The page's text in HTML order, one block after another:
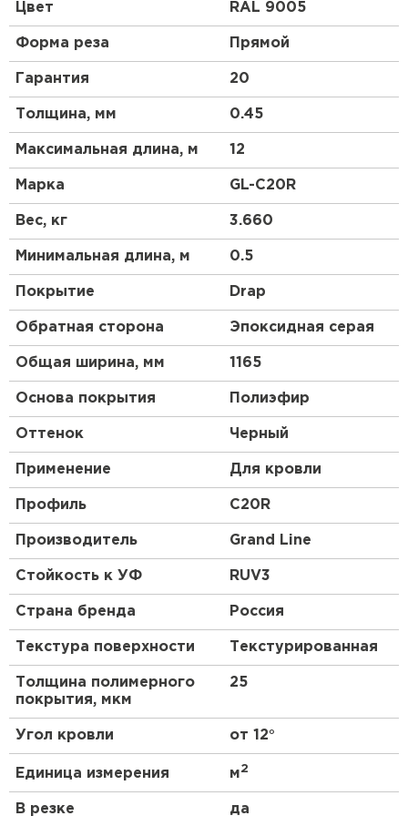
материал для частного коттеджного
Цвет RAL 9005
Форма реза Прямой
Гарантия 20
Толщина, мм 0.45
Максимальная длина, м 12
Марка GL-С20R
Вес, кг 3.660
Минимальная длина, м 0.5
Покрытие Drap
Обратная сторона Эпоксидная серая
Общая ширина, мм 1165
Основа покрытия Полиэфир
Оттенок Черный
Применение Для кровли
Профиль C20R
Производитель Grand Line
Стойкость к УФ RUV3
Страна бренда Россия
Текстура поверхности Текстурированная
Толщина полимерного
покрытия, мкм
25
Угол кровли от 12°
Единица измерения м2
В резке да